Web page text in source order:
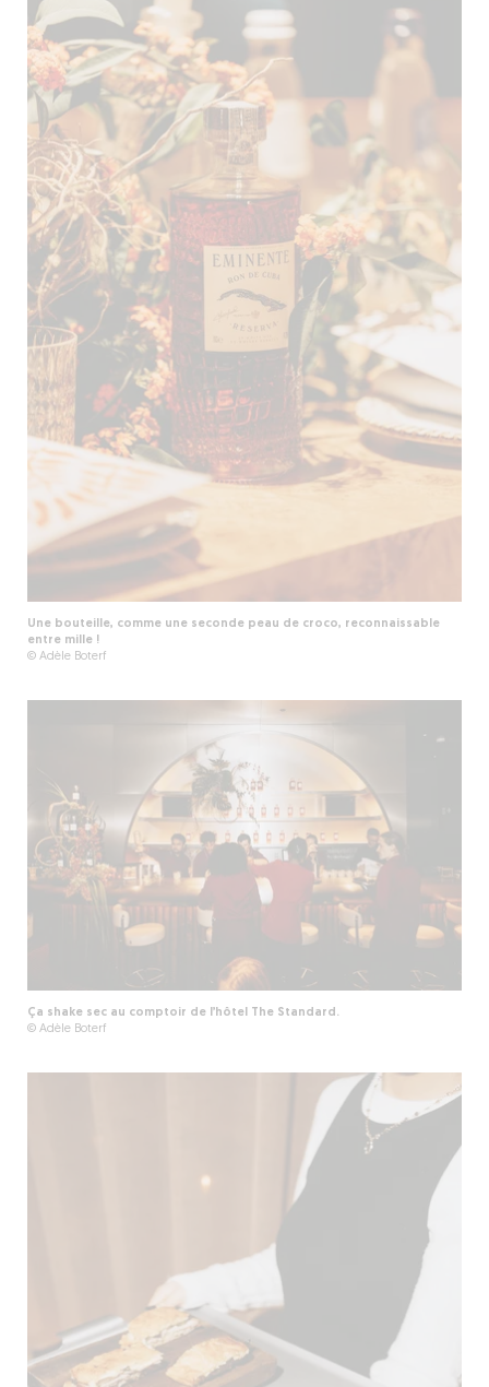
Une bouteille, comme une seconde peau de croco, reconnaissable
entre mille !
© Adèle Boterf
Ça shake sec au comptoir de l’hôtel The Standard.
© Adèle Boterf